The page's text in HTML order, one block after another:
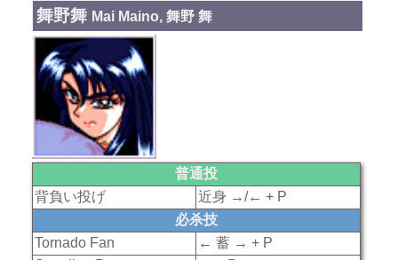
舞野舞 Mai Maino, 舞野 舞
普通投
背負い投げ
近身 →/← + P
必杀技
Tornado Fan
← 蓄 → + P